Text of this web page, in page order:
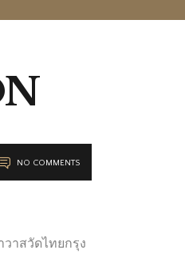
NO COMMENTS
าสวัดไทยกรุง